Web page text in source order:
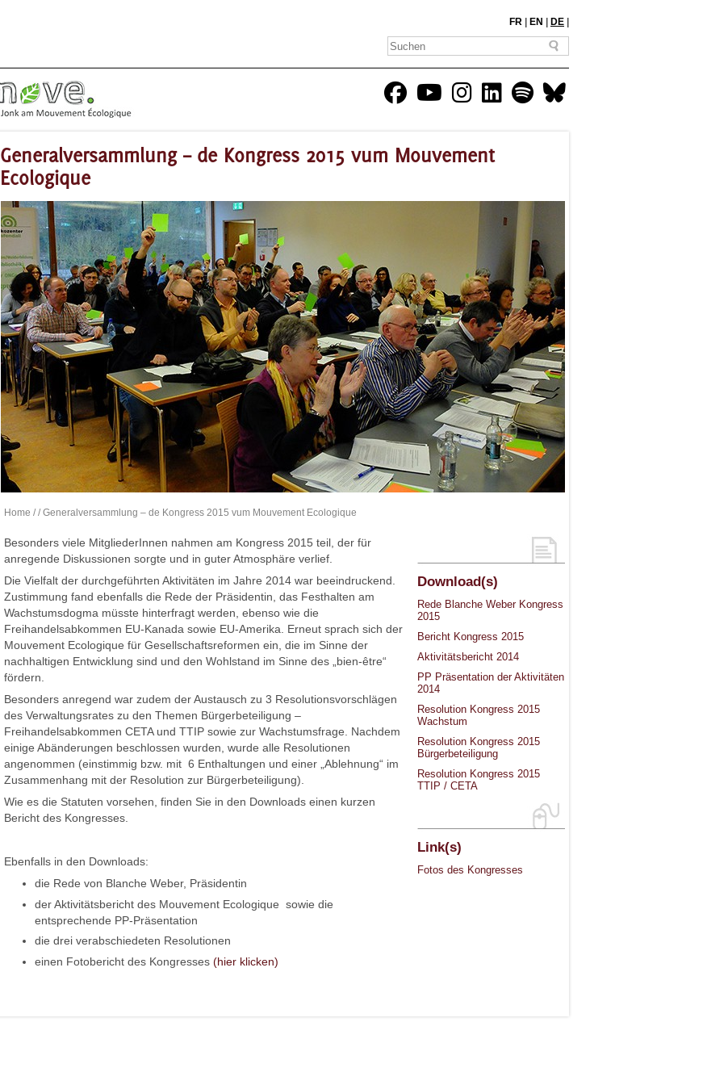
FR EN DE
Generalversammlung – de Kongress 2015 vum Mouvement
Ecologique
Home // Generalversammlung – de Kongress 2015 vum Mouvement Ecologique
Download(s)
Rede Blanche Weber Kongress
2015
Bericht Kongress 2015
Aktivitätsbericht 2014
PP Präsentation der Aktivitäten
2014
Resolution Kongress 2015
Wachstum
Resolution Kongress 2015
Bürgerbeteiligung
Resolution Kongress 2015
TTIP / CETA
Link(s)
Fotos des Kongresses
Besonders viele MitgliederInnen nahmen am Kongress 2015 teil, der für
anregende Diskussionen sorgte und in guter Atmosphäre verlief.
Die Vielfalt der durchgeführten Aktivitäten im Jahre 2014 war beeindruckend.
Zustimmung fand ebenfalls die Rede der Präsidentin, das Festhalten am
Wachstumsdogma müsste hinterfragt werden, ebenso wie die
Freihandelsabkommen EU-Kanada sowie EU-Amerika. Erneut sprach sich der
Mouvement Ecologique für Gesellschaftsreformen ein, die im Sinne der
nachhaltigen Entwicklung sind und den Wohlstand im Sinne des „bien-être“
fördern.
Besonders anregend war zudem der Austausch zu 3 Resolutionsvorschlägen
des Verwaltungsrates zu den Themen Bürgerbeteiligung –
Freihandelsabkommen CETA und TTIP sowie zur Wachstumsfrage. Nachdem
einige Abänderungen beschlossen wurden, wurde alle Resolutionen
angenommen (einstimmig bzw. mit 6 Enthaltungen und einer „Ablehnung“ im
Zusammenhang mit der Resolution zur Bürgerbeteiligung).
Wie es die Statuten vorsehen, finden Sie in den Downloads einen kurzen
Bericht des Kongresses.
Ebenfalls in den Downloads:
die Rede von Blanche Weber, Präsidentin
der Aktivitätsbericht des Mouvement Ecologique sowie die
entsprechende PP-Präsentation
die drei verabschiedeten Resolutionen
einen Fotobericht des Kongresses (hier klicken)